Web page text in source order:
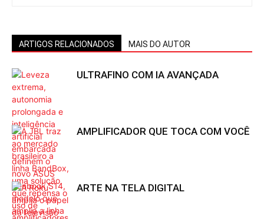
ARTIGOS RELACIONADOS MAIS DO AUTOR
ULTRAFINO COM IA AVANÇADA
AMPLIFICADOR QUE TOCA COM VOCÊ
ARTE NA TELA DIGITAL